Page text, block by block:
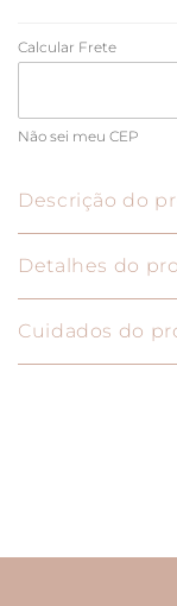
Não sei meu CEP
Descrição do
Detalhes do
Banho:
Cuidados do
nocivos que